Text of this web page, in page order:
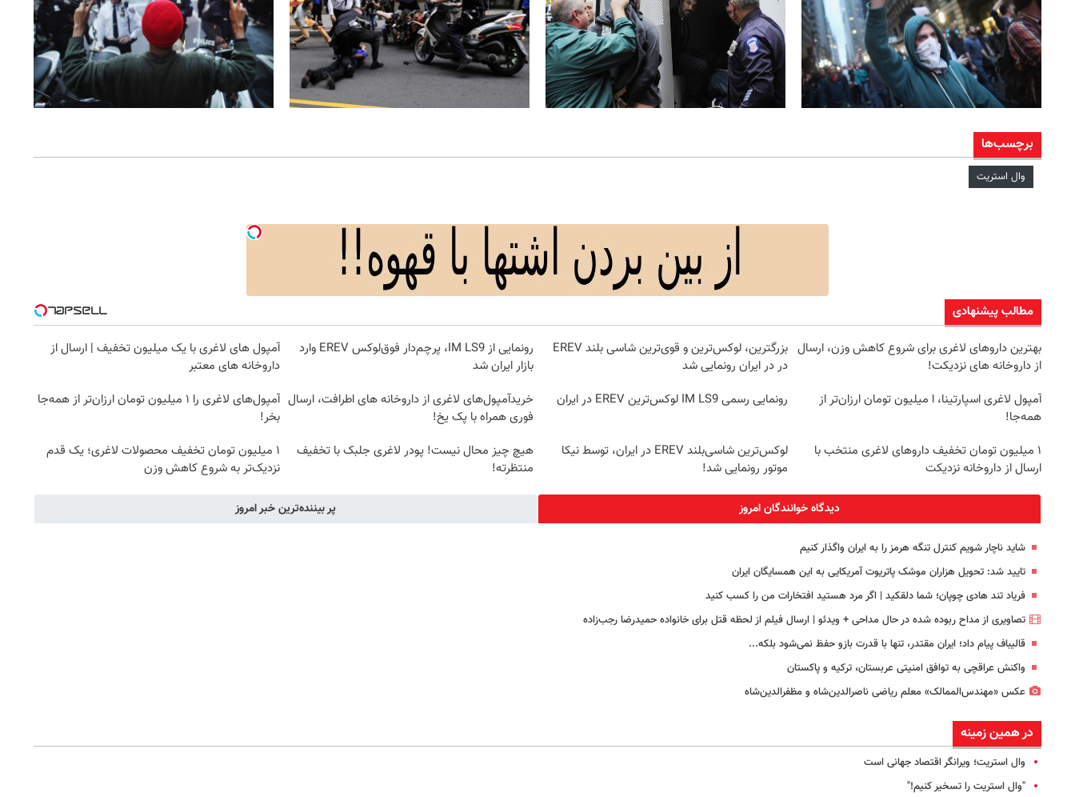
برچسب‌ها
وال استریت
مطالب پیشنهادی
بهترین داروهای لاغری برای شروع کاهش وزن، ارسال
از داروخانه های نزدیکت!
بزرگترین، لوکس‌ترین و قوی‌ترین شاسی بلند EREV
در در ایران رونمایی شد
رونمایی از IM LS9، پرچم‌دار فوق‌لوکس EREV وارد
بازار ایران شد
آمپول های لاغری با یک میلیون تخفیف | ارسال از
داروخانه های معتبر
آمپول لاغری اسپارتینا، ا میلیون تومان ارزان‌تر از
همه‌جا!
رونمایی رسمی IM LS9 لوکس‌ترین EREV در ایران
خریدآمپول‌های لاغری از داروخانه های اطرافت، ارسال
فوری همراه با پک یخ!
آمپول‌های لاغری را ۱ میلیون تومان ارزان‌تر از همه‌جا
بخر!
۱ میلیون تومان تخفیف داروهای لاغری منتخب با
ارسال از داروخانه نزدیکت
لوکس‌ترین شاسی‌بلند EREV در ایران، توسط نیکا
موتور رونمایی شد!
هیچ چیز محال نیست! پودر لاغری جلبک با تخفیف
منتظرته!
۱ میلیون تومان تخفیف محصولات لاغری؛ یک قدم
نزدیک‌تر به شروع کاهش وزن
دیدگاه خوانندگان امروز پر بیننده‌ترین خبر امروز
شاید ناچار شویم کنترل تنگه هرمز را به ایران واگذار کنیم
تایید شد: تحویل هزاران موشک پاتریوت آمریکایی به این همسایگان ایران
فریاد تند هادی چوپان؛‌ شما دلقکید | اگر مرد هستید افتخارات من را کسب کنید
تصاویری از مداح ربوده شده در حال مداحی + ویدئو | ارسال فیلم از لحظه قتل برای خانواده‌ حمیدرضا رجب‌زاده
قالیباف پیام داد؛ ایران مقتدر، تنها با قدرت بازو حفظ نمی‌شود بلکه...
واکنش عراقچی به توافق امنیتی عربستان، ترکیه و پاکستان
عکس «مهندس‌الممالک» معلم ریاضی ناصرالدین‌شاه و مظفرالدین‌شاه
در همین زمینه
وال استریت؛ ویرانگر اقتصاد جهانی است
"وال استریت را تسخیر کنیم!"